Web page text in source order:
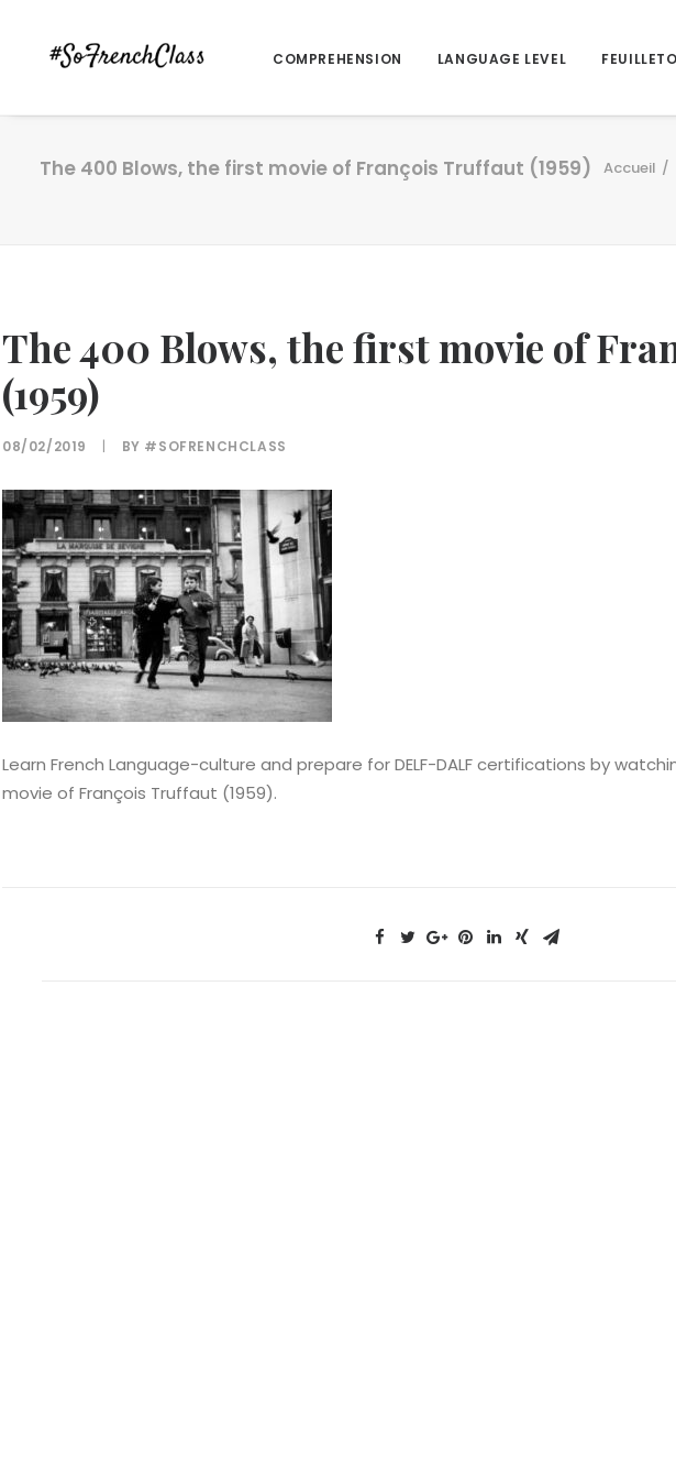
COMPREHENSION LANGUAGE LEVEL
The 400 Blows, the first movie of François Truffaut (1959) Accueil
The 400 Blows, the first movie of
(1959)
08/02/2019 | BY #SOFRENCHCLASS
Learn French Language-culture and prepare for DELF-DALF certifications by
movie of François Truffaut (1959).